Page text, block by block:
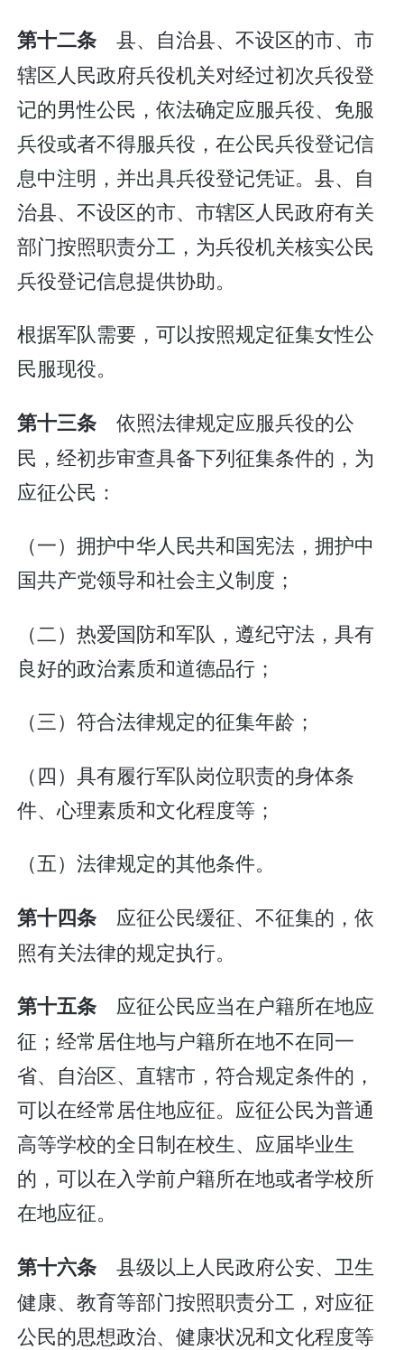
第十二条 县、自治县、不设区的市、市
辖区人民政府兵役机关对经过初次兵役登
记的男性公民，依法确定应服兵役、免服
兵役或者不得服兵役，在公民兵役登记信
息中注明，并出具兵役登记凭证。县、自
治县、不设区的市、市辖区人民政府有关
部门按照职责分工，为兵役机关核实公民
兵役登记信息提供协助。
根据军队需要，可以按照规定征集女性公
民服现役。
第十三条 依照法律规定应服兵役的公
民，经初步审查具备下列征集条件的，为
应征公民：
（一）拥护中华人民共和国宪法，拥护中
国共产党领导和社会主义制度；
（二）热爱国防和军队，遵纪守法，具有
良好的政治素质和道德品行；
（三）符合法律规定的征集年龄；
（四）具有履行军队岗位职责的身体条
件、心理素质和文化程度等；
（五）法律规定的其他条件。
第十四条 应征公民缓征、不征集的，依
照有关法律的规定执行。
第十五条 应征公民应当在户籍所在地应
征；经常居住地与户籍所在地不在同一
省、自治区、直辖市，符合规定条件的，
可以在经常居住地应征。应征公民为普通
高等学校的全日制在校生、应届毕业生
的，可以在入学前户籍所在地或者学校所
在地应征。
第十六条 县级以上人民政府公安、卫生
健康、教育等部门按照职责分工，对应征
公民的思想政治、健康状况和文化程度等